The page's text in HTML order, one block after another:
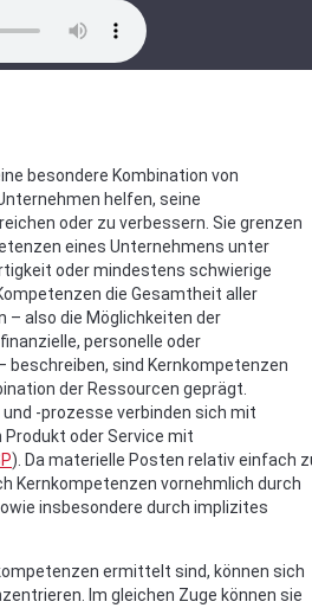
besondere Kombination von
helfen, seine
oder zu verbessern. Sie grenzen
eines Unternehmens unter
oder mindestens schwierige
die Gesamtheit aller
– also die Möglichkeiten der
personelle oder
beschreiben, sind Kernkompetenzen
der Ressourcen geprägt.
-prozesse verbinden sich mit
oder Service mit
). Da materielle Posten relativ einfach
Kernkompetenzen vornehmlich durch
insbesondere durch implizites
ermittelt sind, können sich
Im gleichen Zuge können sie